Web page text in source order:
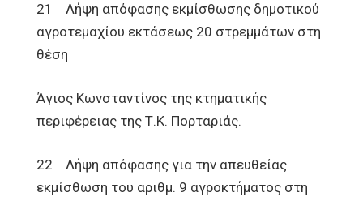
21 Λήψη απόφασης εκμίσθωσης δημοτικού
αγροτεμαχίου εκτάσεως 20 στρεμμάτων στη
θέση
Άγιος Κωνσταντίνος της κτηματικής
περιφέρειας της Τ.Κ. Πορταριάς.
22 Λήψη απόφασης για την απευθείας
εκμίσθωση του αριθμ. 9 αγροκτήματος στη